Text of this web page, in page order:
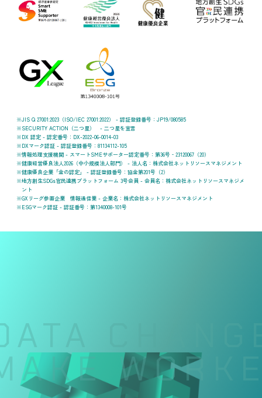
JIS Q 27001:2023（ISO/IEC 27001:2022） - 認証登録番号：JP19/080585
SECURITY ACTION（二つ星） - 二つ星を宣言
DX 認定 - 認定番号：DX-2022-06-0014-03
DXマーク認証 - 認証登録番号：81134112-105
情報処理支援機関 - スマートSMEサポーター認定番号：第36号‐23120067（20）
健康経営優良法人2026（中小規模法人部門） - 法人名：株式会社ネットリソースマネジメント
健康優良企業「金の認定」 - 認証登録番号：協金第201号（2）
地方創生SDGs官民連携プラットフォーム 3号会員 - 会員名：株式会社ネットリソースマネジメ
ント
GXリーグ参画企業 情報通信業 - 企業名：株式会社ネットリソースマネジメント
ESGマーク認証 - 認証番号：第1340008-101号